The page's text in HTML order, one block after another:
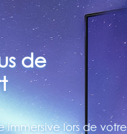
de
immersive lors de votre